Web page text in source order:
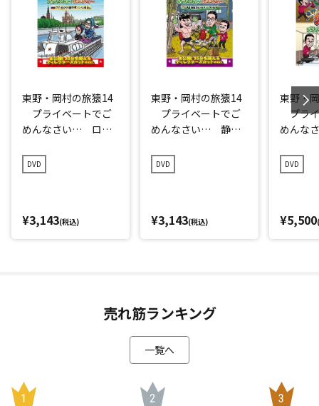
東野・岡村の旅猿14
プライベートでご
めんなさい… ロシ
の旅 ルンルン編
プレミアム完全版
DVD
¥3,143(税込)
東野・岡村の旅猿14
プライベートでご
めんなさい… 静
ャンプの旅 プレミ
アム完全版
DVD
¥3,143(税込)
東野・
プラ
めんな
DVD
¥5,500
売れ筋ランキング
一覧へ